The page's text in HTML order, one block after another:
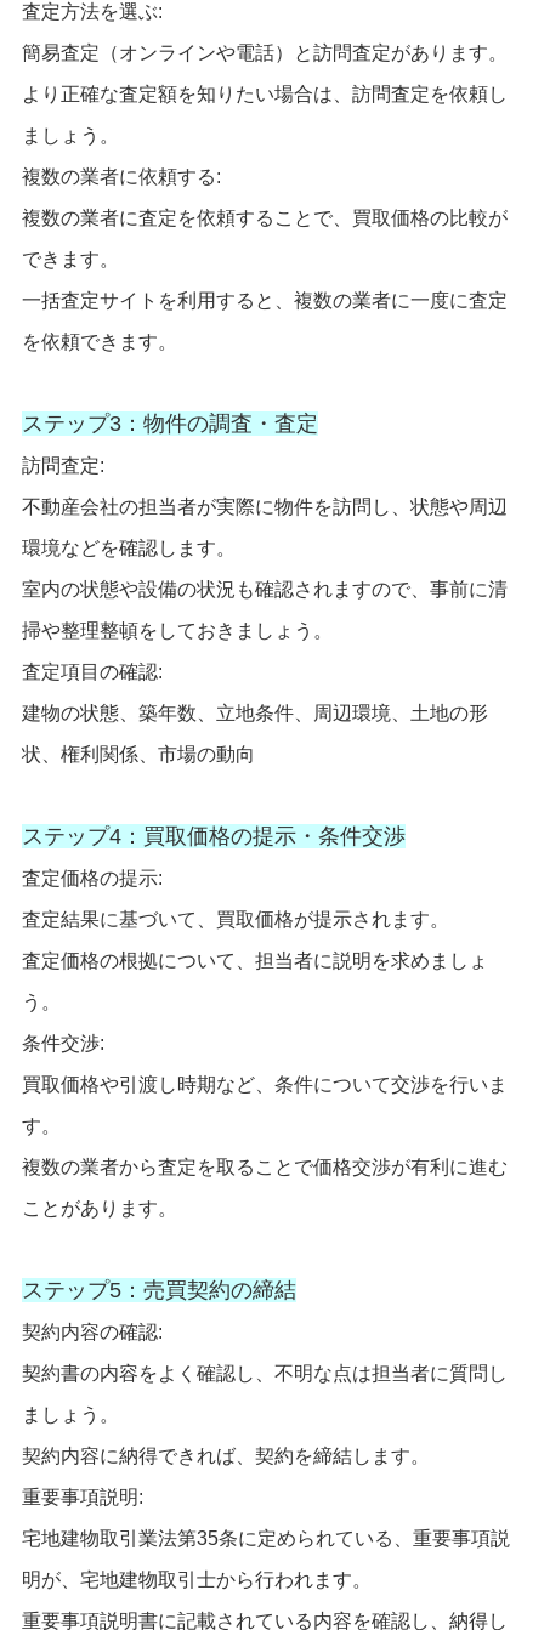
査定方法を選ぶ:
簡易査定（オンラインや電話）と訪問査定があります。
より正確な査定額を知りたい場合は、訪問査定を依頼し
ましょう。
複数の業者に依頼する:
複数の業者に査定を依頼することで、買取価格の比較が
できます。
一括査定サイトを利用すると、複数の業者に一度に査定
を依頼できます。
ステップ3：物件の調査・査定
訪問査定:
不動産会社の担当者が実際に物件を訪問し、状態や周辺
環境などを確認します。
室内の状態や設備の状況も確認されますので、事前に清
掃や整理整頓をしておきましょう。
査定項目の確認:
建物の状態、築年数、立地条件、周辺環境、土地の形
状、権利関係、市場の動向
ステップ4：買取価格の提示・条件交渉
査定価格の提示:
査定結果に基づいて、買取価格が提示されます。
査定価格の根拠について、担当者に説明を求めましょ
う。
条件交渉:
買取価格や引渡し時期など、条件について交渉を行いま
す。
複数の業者から査定を取ることで価格交渉が有利に進む
ことがあります。
ステップ5：売買契約の締結
契約内容の確認:
契約書の内容をよく確認し、不明な点は担当者に質問し
ましょう。
契約内容に納得できれば、契約を締結します。
重要事項説明:
宅地建物取引業法第35条に定められている、重要事項説
明が、宅地建物取引士から行われます。
重要事項説明書に記載されている内容を確認し、納得し